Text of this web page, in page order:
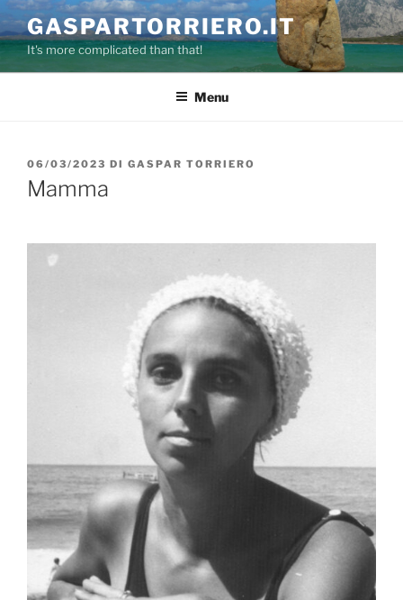
Salta
al
contenuto
GASPARTORRIERO.IT
It's more complicated than that!
Menu
PUBBLICATO
IL
06/03/2023 DI GASPAR TORRIERO
Mamma